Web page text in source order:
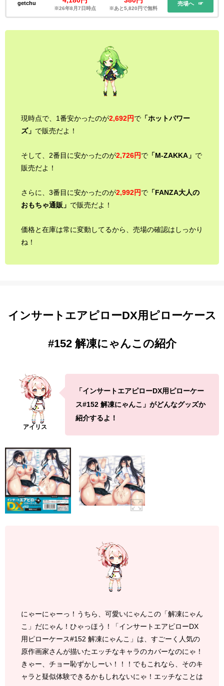
getchu
※26年8月7日時点 ※あと5,820円で無料
売場へ
現時点で、1番安かったのが2,692円で 「ホットパワー
ズ」 で販売だよ！
そして、2番目に安かったのが2,726円で 「M-ZAKKA」 で
販売だよ！
さらに、3番目に安かったのが2,992円で 「FANZA大人の
おもちゃ通販」 で販売だよ！
価格と在庫は常に変動してるから、売場の確認はしっかり
ね！
インサートエアピローDX用ピローケース
#152 解凍にゃんこの紹介
「インサートエアピローDX用ピローケー
ス#152 解凍にゃんこ」がどんなグッズか
紹介するよ！
にゃーにゃーっ！うちら、可愛いにゃんこの「解凍にゃん
こ」だにゃん！ひゃっほう！「インサートエアピローDX
用ピローケース#152 解凍にゃんこ」は、すごーく人気の
原作画家さんが描いたエッチなキャラのカバーなのにゃ！
きゃー、チョー恥ずかしーい！！！でもこれなら、そのキ
ャラと疑似体験できるかもしれないにゃ！エッチなことは